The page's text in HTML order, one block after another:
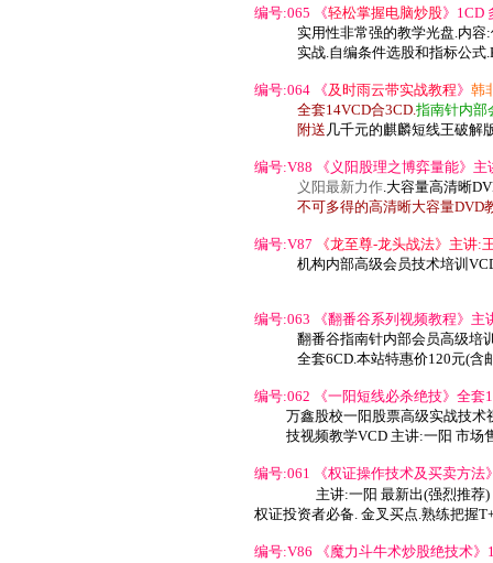
编号:065 《轻松掌握电脑炒股》1CD
实用性非常强的教学光盘.内
实战.自编条件选股和指标公式
编号:064 《及时雨云带实战教程》 韩
全套14VCD合3CD.指南针内部
附送 几千元的麒麟短线王破解
编号:V88 《义阳股理之博弈量能》主
义阳最新力作.大容量高清晰
不可多得的高清晰大容量DVD
编号:V87 《龙至尊-龙头战法》 主讲:
机构内部高级会员技术培训
编号:063 《翻番谷系列视频教程》主
翻番谷指南针内部会员高级培
全套6CD.本站特惠价120元(含
编号:062 《一阳短线必杀绝技》全套
万鑫股校一阳股票高级实战技术
技视频教学VCD 主讲:一阳 市场
编号:061 《权证操作技术及买卖方法
主讲:一阳 最新出(强烈推荐
权证投资者必备. 金叉买点.熟练把握
编号:V86 《魔力斗牛术炒股绝技术》